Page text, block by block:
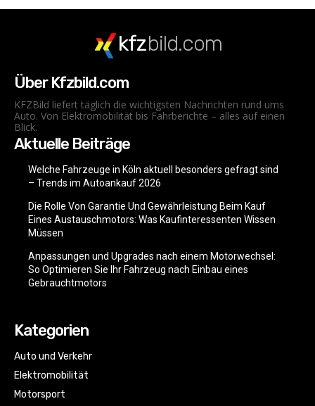
kfzbild.com
Über Kfzbild.com
KFZBild liefert täglich die wichtigsten Nachrichten rund ums
Auto. Von Elektromobilität bis Fahrberichte – alles auf einen
Blick.
Aktuelle Beiträge
Welche Fahrzeuge in Köln aktuell besonders gefragt sind
– Trends im Autoankauf 2026
Die Rolle Von Garantie Und Gewährleistung Beim Kauf
Eines Austauschmotors: Was Kaufinteressenten Wissen
Müssen
Anpassungen und Upgrades nach einem Motorwechsel:
So Optimieren Sie Ihr Fahrzeug nach Einbau eines
Gebrauchtmotors
Kategorien
Auto und Verkehr
Elektromobilität
Motorsport